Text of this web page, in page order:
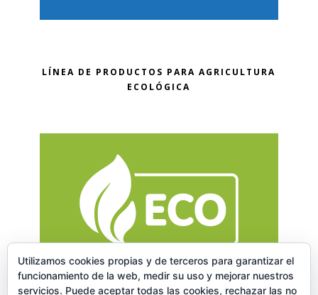
LÍNEA DE PRODUCTOS PARA AGRICULTURA
ECOLÓGICA
Utilizamos cookies propias y de terceros para garantizar el
funcionamiento de la web, medir su uso y mejorar nuestros
servicios. Puede aceptar todas las cookies, rechazar las no